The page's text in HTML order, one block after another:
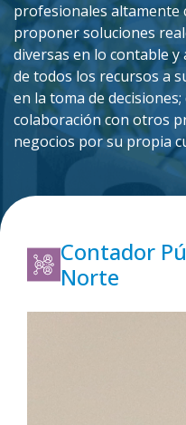
profesionales altamente
proponer soluciones
diversas en lo contable
de todos los recursos a
en la toma de
colaboración con otros
negocios por su propia
Contador
Norte